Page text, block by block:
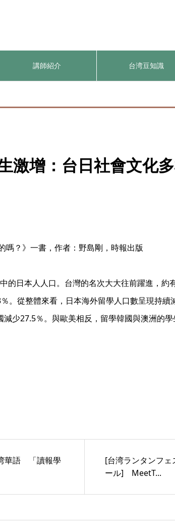
講師紹介 台湾豆知識
激增：台日社會文化
嗎？》一書，作者：野島剛，時報出版
的日本人人口。台灣的名次大大往前躍進，約
。從整體來看，日本海外留學人口數呈現持續
少27.5％。與歐美相反，留學韓國與澳洲的
華語 「讀報學
[台湾ランタンフェ
ール] MeetT...